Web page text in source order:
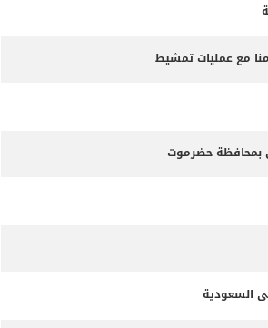
مع عمليات تمشيط
بمحافظة حضرموت
السعودية